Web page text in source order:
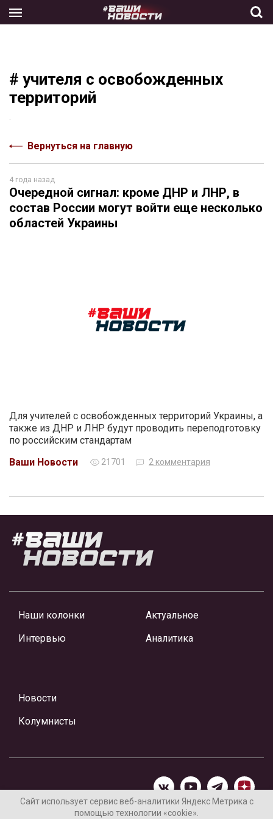
the
# учителя с освобожденных
территорий
Вернуться на главную
4 года назад
Очередной сигнал: кроме ДНР и ЛНР, в
состав России могут войти еще несколько
областей Украины
Для учителей с освобожденных территорий Украины, а
также из ДНР и ЛНР будут проводить переподготовку
по российским стандартам
Ваши Новости
21701 2 комментария
Наши колонки
Интервью
Актуальное
Аналитика
Новости
Колумнисты
Материалы предоставлены редакцией Интернет-газеты
Сайт использует сервис веб-аналитики Яндекс Метрика с
помощью технологии «cookie».